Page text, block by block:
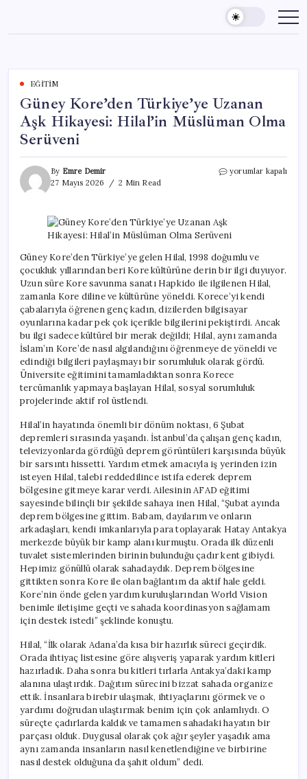
content
EĞITIM
Güney Kore’den Türkiye’ye Uzanan
Aşk Hikayesi: Hilal’in Müslüman Olma
Serüveni
By Emre Demir
27 Mayıs 2026
2 Min Read
Güney
Hilal’in
Müslüman
Olma
Serüveni
için
yorumlar kapalı
Güney Kore’den Türkiye’ye gelen Hilal, 1998 doğumlu ve
çocukluk yıllarından beri Kore kültürüne derin bir ilgi duyuyor.
Uzun süre Kore savunma sanatı Hapkido ile ilgilenen Hilal,
zamanla Kore diline ve kültürüne yöneldi. Korece’yi kendi
çabalarıyla öğrenen genç kadın, dizilerden bilgisayar
oyunlarına kadar pek çok içerikle bilgilerini pekiştirdi. Ancak
bu ilgi sadece kültürel bir merak değildi; Hilal, aynı zamanda
İslam’ın Kore’de nasıl algılandığını öğrenmeye de yöneldi ve
edindiği bilgileri paylaşmayı bir sorumluluk olarak gördü.
Üniversite eğitimini tamamladıktan sonra Korece
tercümanlık yapmaya başlayan Hilal, sosyal sorumluluk
projelerinde aktif rol üstlendi.
Hilal’in hayatında önemli bir dönüm noktası, 6 Şubat
depremleri sırasında yaşandı. İstanbul’da çalışan genç kadın,
televizyonlarda gördüğü deprem görüntüleri karşısında büyük
bir sarsıntı hissetti. Yardım etmek amacıyla iş yerinden izin
isteyen Hilal, talebi reddedilince istifa ederek deprem
bölgesine gitmeye karar verdi. Ailesinin AFAD eğitimi
sayesinde bilinçli bir şekilde sahaya inen Hilal, “Şubat ayında
deprem bölgesine gittim. Babam, dayılarım ve onların
arkadaşları, kendi imkanlarıyla para toplayarak Hatay Antakya
merkezde büyük bir kamp alanı kurmuştu. Orada ilk düzenli
tuvalet sistemlerinden birinin bulunduğu çadır kent gibiydi.
Hepimiz gönüllü olarak sahadaydık. Deprem bölgesine
gittikten sonra Kore ile olan bağlantım da aktif hale geldi.
Kore’nin önde gelen yardım kuruluşlarından World Vision
benimle iletişime geçti ve sahada koordinasyon sağlamam
için destek istedi” şeklinde konuştu.
Hilal, “İlk olarak Adana’da kısa bir hazırlık süreci geçirdik.
Orada ihtiyaç listesine göre alışveriş yaparak yardım kitleri
hazırladık. Daha sonra bu kitleri tırlarla Antakya’daki kamp
alanına ulaştırdık. Dağıtım sürecini bizzat sahada organize
ettik. İnsanlara birebir ulaşmak, ihtiyaçlarını görmek ve o
yardımı doğrudan ulaştırmak benim için çok anlamlıydı. O
süreçte çadırlarda kaldık ve tamamen sahadaki hayatın bir
parçası olduk. Duygusal olarak çok ağır şeyler yaşadık ama
aynı zamanda insanların nasıl kenetlendiğine ve birbirine
nasıl destek olduğuna da şahit oldum” dedi.